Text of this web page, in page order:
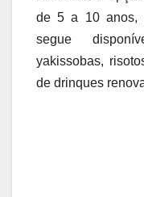
de 5 a 10 anos,
segue
yakissobas,
de drinques